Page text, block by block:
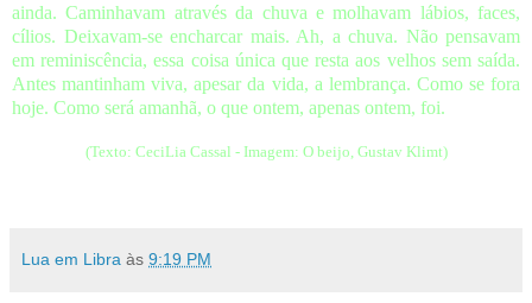
ainda. Caminhavam através da chuva e molhavam lábios, faces,
cílios. Deixavam-se encharcar mais. Ah, a chuva. Não pensavam
em reminiscência, essa coisa única que resta aos velhos sem saída.
Antes mantinham viva, apesar da vida, a lembrança. Como se fora
hoje. Como será amanhã, o que ontem, apenas ontem, foi.
(Texto: CeciLia Cassal - Imagem: O beijo, Gustav Klimt)
Lua em Libra às 9:19 PM